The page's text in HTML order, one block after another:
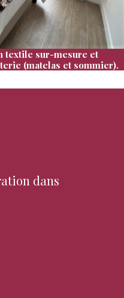
textile sur-mesure et
(matelas et sommier).
dans